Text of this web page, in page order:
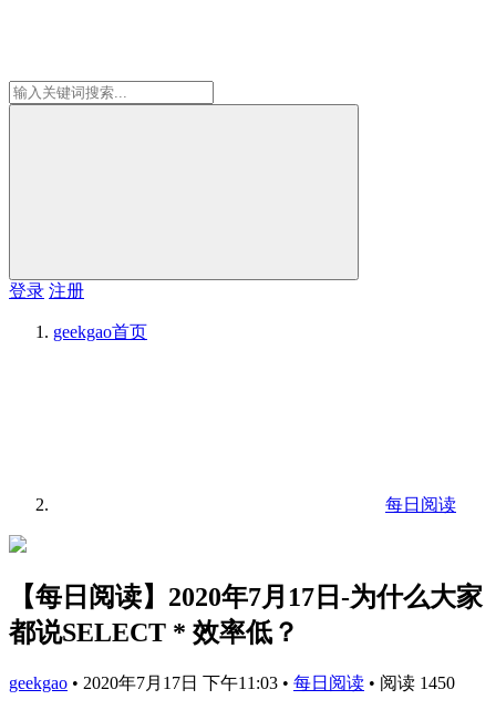
登录 注册
geekgao首页
每日阅读
【每日阅读】2020年7月17日-为什么大家
都说SELECT * 效率低？
geekgao • 2020年7月17日 下午11:03 • 每日阅读 • 阅读 1450